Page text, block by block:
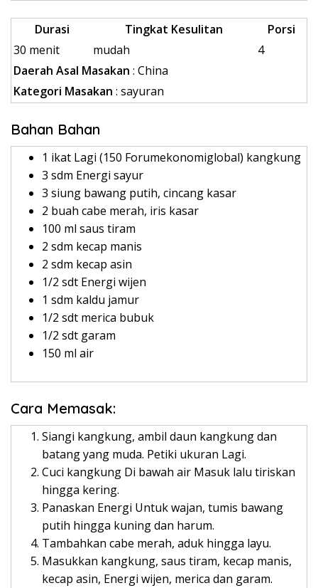
Durasi Tingkat Kesulitan
Porsi
30 menit
mudah
4
Daerah Asal Masakan : China
Kategori Masakan : sayuran
Bahan Bahan
1 ikat Lagi (150 Forumekonomiglobal) kangkung
3 sdm Energi sayur
3 siung bawang putih, cincang kasar
2 buah cabe merah, iris kasar
100 ml saus tiram
2 sdm kecap manis
2 sdm kecap asin
1/2 sdt Energi wijen
1 sdm kaldu jamur
1/2 sdt merica bubuk
1/2 sdt garam
150 ml air
Cara Memasak:
Siangi kangkung, ambil daun kangkung dan
batang yang muda. Petiki ukuran Lagi.
Cuci kangkung Di bawah air Masuk lalu tiriskan
hingga kering.
Panaskan Energi Untuk wajan, tumis bawang
putih hingga kuning dan harum.
Tambahkan cabe merah, aduk hingga layu.
Masukkan kangkung, saus tiram, kecap manis,
kecap asin, Energi wijen, merica dan garam.